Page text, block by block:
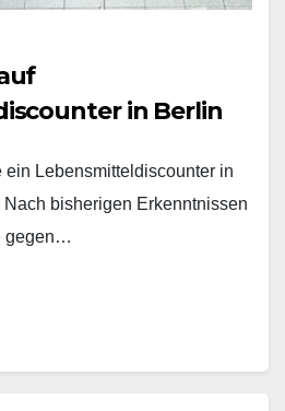
in Berlin
ein Lebensmitteldiscounter in
bisherigen Erkenntnissen
gegen…